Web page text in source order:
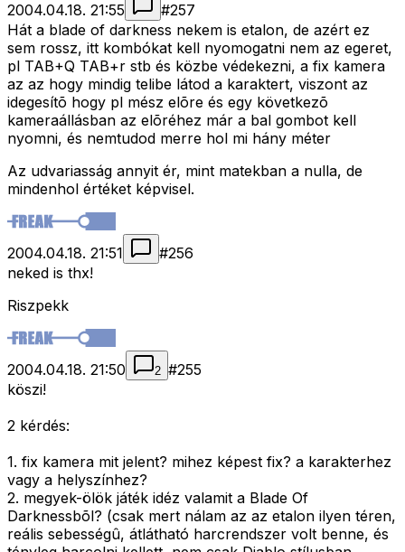
2004.04.18. 21:55
#257
Hát a blade of darkness nekem is etalon, de azért ez
sem rossz, itt kombókat kell nyomogatni nem az egeret,
pl TAB+Q TAB+r stb és közbe védekezni, a fix kamera
az az hogy mindig telibe látod a karaktert, viszont az
idegesítõ hogy pl mész elõre és egy következõ
kameraállásban az elõréhez már a bal gombot kell
nyomni, és nemtudod merre hol mi hány méter
Az udvariasság annyit ér, mint matekban a nulla, de
mindenhol értéket képvisel.
2004.04.18. 21:51 #256
neked is thx!
Riszpekk
2004.04.18. 21:50 2 #255
köszi!
2 kérdés:
1. fix kamera mit jelent? mihez képest fix? a karakterhez
vagy a helyszínhez?
2. megyek-ölök játék idéz valamit a Blade Of
Darknessbõl? (csak mert nálam az az etalon ilyen téren,
reális sebességû, átlátható harcrendszer volt benne, és